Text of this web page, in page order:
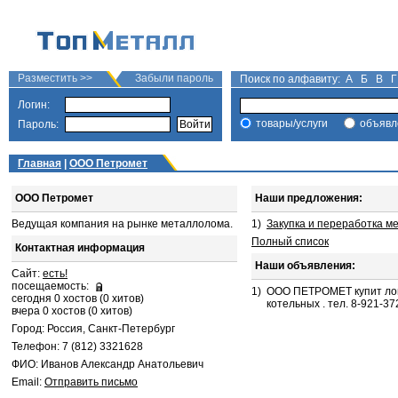
Разместить >> Забыли пароль
Логин:
Пароль:
Поиск по алфавиту: А Б В Г
товары/услуги
Главная ООО Петромет
ООО Петромет
Ведущая компания на рынке металлолома.
Контактная информация
Сайт: есть!
посещаемость:
сегодня 0 хостов (0 хитов)
вчера 0 хостов (0 хитов)
Город: Россия, Санкт-Петербург
Телефон: 7 (812) 3321628
ФИО: Иванов Александр Анатольевич
Email: Отправить письмо
Наши предложения:
1) Закупка и переработка
Полный список
Наши объявления:
1) ООО ПЕТРОМЕТ купит
котельных . тел. 8-921-